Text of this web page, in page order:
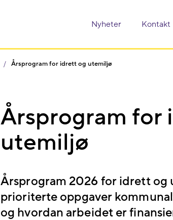
Nyheter Kontakt
Årsprogram for idrett og utemiljø
Årsprogram for
utemiljø
Årsprogram 2026 for idrett og
prioriterte oppgaver
og hvordan arbeidet er